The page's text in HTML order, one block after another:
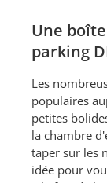
Une
parking
Les
populaires
petites
la chambre
taper sur les
idée pour